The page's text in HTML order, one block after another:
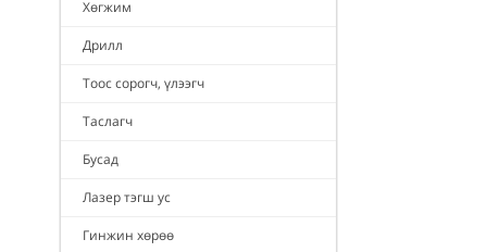
Хөгжим
Дрилл
Тоос сорогч, үлээгч
Таслагч
Бусад
Лазер тэгш ус
Гинжин хөрөө